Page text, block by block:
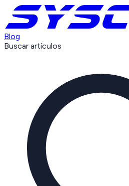
Blog
Buscar artículos